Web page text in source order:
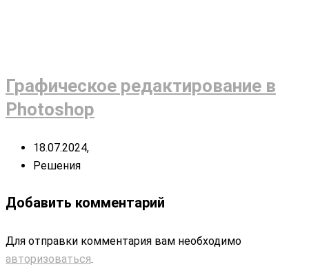
Графическое редактирование в
Photoshop
18.07.2024,
Решения
Добавить комментарий
Для отправки комментария вам необходимо
авторизоваться.